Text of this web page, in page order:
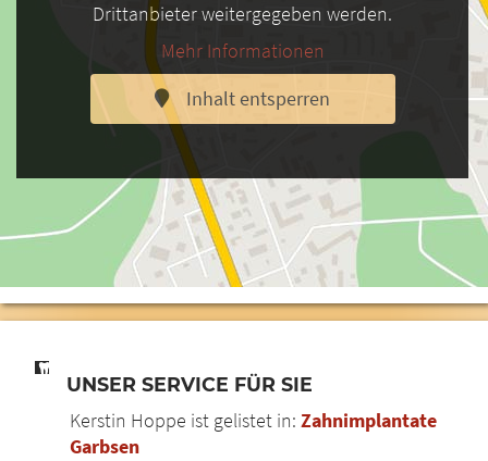
Drittanbieter weitergegeben werden.
Mehr Informationen
Inhalt entsperren
UNSER SERVICE FÜR SIE
Kerstin Hoppe ist gelistet in: Zahnimplantate
Garbsen